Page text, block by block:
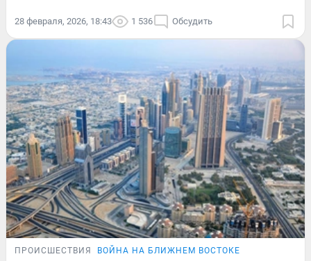
28 февраля, 2026, 18:43 1 536 Обсудить
ПРОИСШЕСТВИЯ ВОЙНА НА БЛИЖНЕМ ВОСТОКЕ